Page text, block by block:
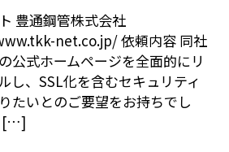
豊通鋼管株式会社
net.co.jp/ 依頼内容 同社
公式ホームページを全面的にリ
し、SSL化を含むセキュリティ
たいとのご要望をお持ちでし
[…]